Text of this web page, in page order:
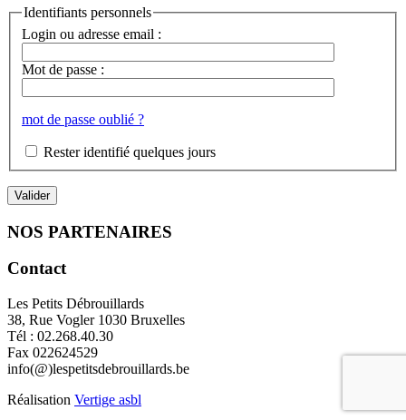
Identifiants personnels
Login ou adresse email :
Mot de passe :
mot de passe oublié ?
Rester identifié quelques jours
NOS PARTENAIRES
Contact
Les Petits Débrouillards
38, Rue Vogler 1030 Bruxelles
Tél : 02.268.40.30
Fax 022624529
info(@)lespetitsdebrouillards.be
Réalisation Vertige asbl